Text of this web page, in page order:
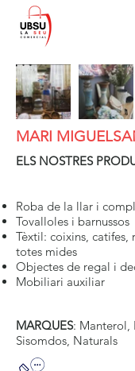
MARI
ELS NOSTRES
Roba de la llar i
Tovalloles i barnussos
Tèxtil: coixins,
totes mides
Objectes de regal i
Mobiliari auxiliar
MARQUES: Manterol,
Sisomdos, Naturals